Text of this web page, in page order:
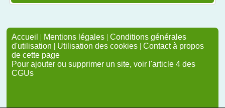
Accueil | Mentions légales | Conditions générales
d'utilisation | Utilisation des cookies | Contact à propos
de cette page
Pour ajouter ou supprimer un site, voir l'article 4 des
CGUs